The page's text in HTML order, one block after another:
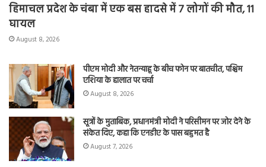
हिमाचल प्रदेश के चंबा में एक बस हादसे में 7 लोगों की मौत, 11
घायल
August 8, 2026
पीएम मोदी और नेतन्याहू के बीच फोन पर बातचीत, पश्चिम
एशिया के हालात पर चर्चा
August 8, 2026
सूत्रों के मुताबिक, प्रधानमंत्री मोदी ने परिसीमन पर जोर देने के
संकेत दिए, कहा कि एनडीए के पास बहुमत है
August 7, 2026